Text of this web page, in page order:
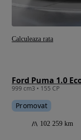
Ford Puma 1.0
999 cm3 • 155 CP
Promovat
102 259 km
Calculeaza rata